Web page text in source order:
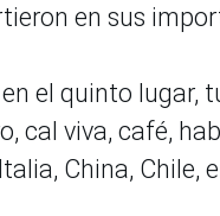
en sus
el quinto lugar,
cal viva, café,
China, Chile,